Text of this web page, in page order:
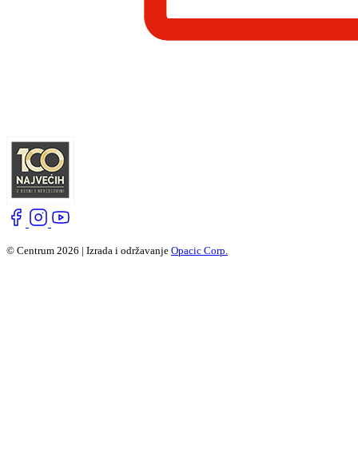
© Centrum 2026 | Izrada i održavanje Opacic Corp.